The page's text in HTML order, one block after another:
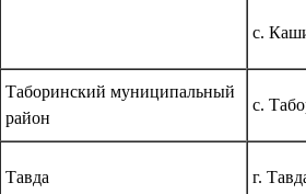
с.
Таборинский муниципальный
район
с.
Тавда г.